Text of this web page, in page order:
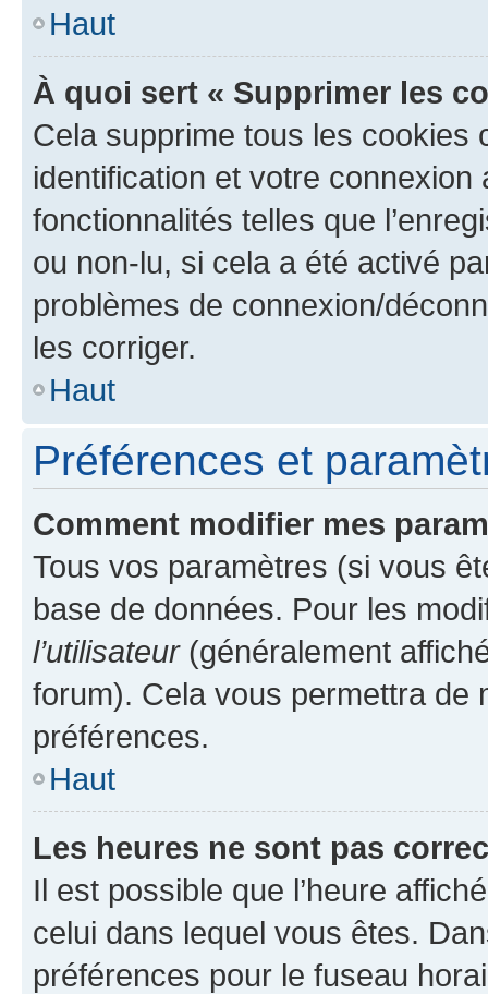
Haut
À quoi sert « Supprimer les
Cela supprime tous les cookies
identification et votre
fonctionnalités telles que
ou non-lu, si cela a été activé
problèmes de connexion/
les corriger.
Haut
Préférences et
Comment modifier mes
Tous vos paramètres (si vous
base de données. Pour les
l’utilisateur(généralement
forum). Cela vous permettra de
préférences.
Haut
Les heures ne sont pas
Il est possible que l’heure
celui dans lequel vous êtes.
préférences pour le fuseau